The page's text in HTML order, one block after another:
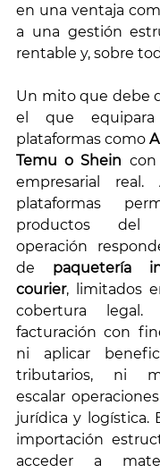
en una ventaja
a una gestión
rentable y, sobre
Un mito que debe
el que
plataformas como
Temu o Shein
empresarial real.
plataformas
productos del
operación
de paquetería
courier, limitados
cobertura legal.
facturación con
ni aplicar
tributarios, ni
escalar
jurídica y logística.
importación
acceder a